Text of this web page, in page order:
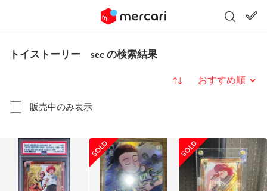
トイストーリー sec の検索結果
販売中のみ表示
並び替え